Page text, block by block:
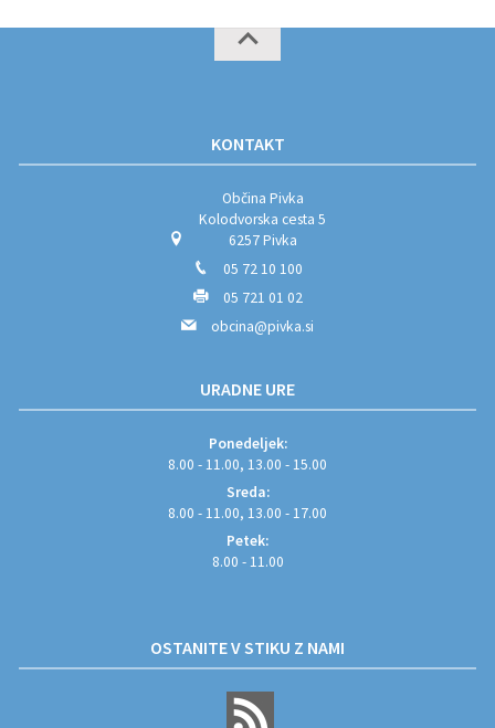
KONTAKT
Občina Pivka
Kolodvorska cesta 5
6257 Pivka
05 72 10 100
05 721 01 02
obcina@pivka.si
URADNE URE
Ponedeljek:
8.00 - 11.00, 13.00 - 15.00
Sreda:
8.00 - 11.00, 13.00 - 17.00
Petek:
8.00 - 11.00
OSTANITE V STIKU Z NAMI